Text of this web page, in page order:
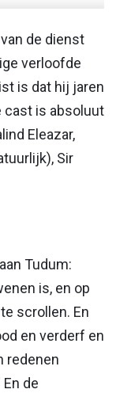
de dienst
verloofde
is dat hij jaren
cast is absoluut
Eleazar,
Sir
Tudum:
is, en op
scrollen. En
en verderf en
redenen
de